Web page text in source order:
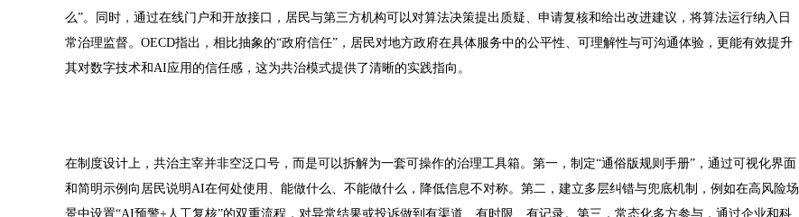
么”。同时，通过在线门户和开放接口，居民与第三方机构可以对算法决策提出质疑、申请复核和给出改进建议，将算法运行纳入日
常治理监督。OECD指出，相比抽象的“政府信任”，居民对地方政府在具体服务中的公平性、可理解性与可沟通体验，更能有效提升
其对数字技术和AI应用的信任感，这为共治模式提供了清晰的实践指向。
在制度设计上，共治主宰并非空泛口号，而是可以拆解为一套可操作的治理工具箱。第一，制定“通俗版规则手册”，通过可视化界面
和简明示例向居民说明AI在何处使用、能做什么、不能做什么，降低信息不对称。第二，建立多层纠错与兜底机制，例如在高风险场
景中设置“AI预警+人工复核”的双重流程，对异常结果或投诉做到有渠道、有时限、有记录。第三，常态化多方参与，通过企业和科